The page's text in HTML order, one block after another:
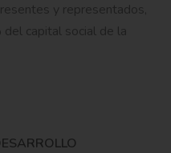
y representados,
capital social de la